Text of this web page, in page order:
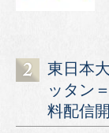
東日本
ッタン
料配信